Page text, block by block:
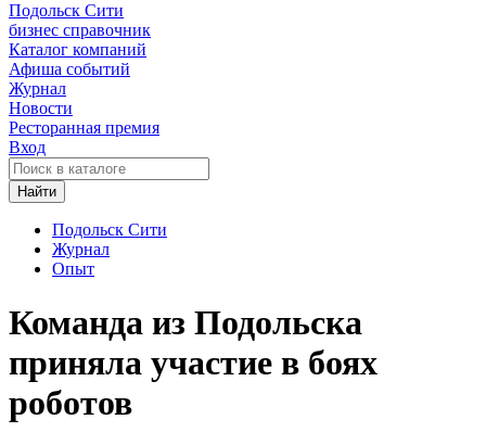
Подольск Сити
бизнес справочник
Каталог компаний
Афиша событий
Журнал
Новости
Ресторанная премия
Вход
Найти
Подольск Сити
Журнал
Опыт
Команда из Подольска
приняла участие в боях
роботов